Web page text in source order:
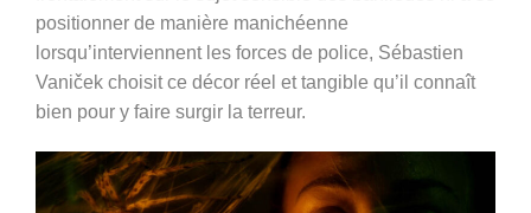
positionner de manière manichéenne
lorsqu’interviennent les forces de police, Sébastien
Vaniček choisit ce décor réel et tangible qu’il connaît
bien pour y faire surgir la terreur.